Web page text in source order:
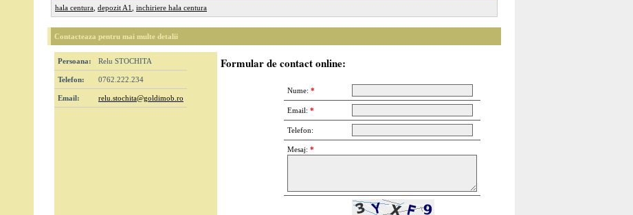
hala centura depozit A1 inchiriere hala centura
Contacteaza pentru mai multe detalii
Persoana: Relu STOCHITA
Telefon: 0762.222.234
Email: relu.stochita@goldimob.ro
Formular de contact online:
Nume: *
Email: *
Telefon:
Mesaj: *